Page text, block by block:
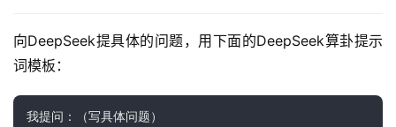
向DeepSeek提具体的问题，用下面的DeepSeek算卦提示
词模板：
我提问：（写具体问题）